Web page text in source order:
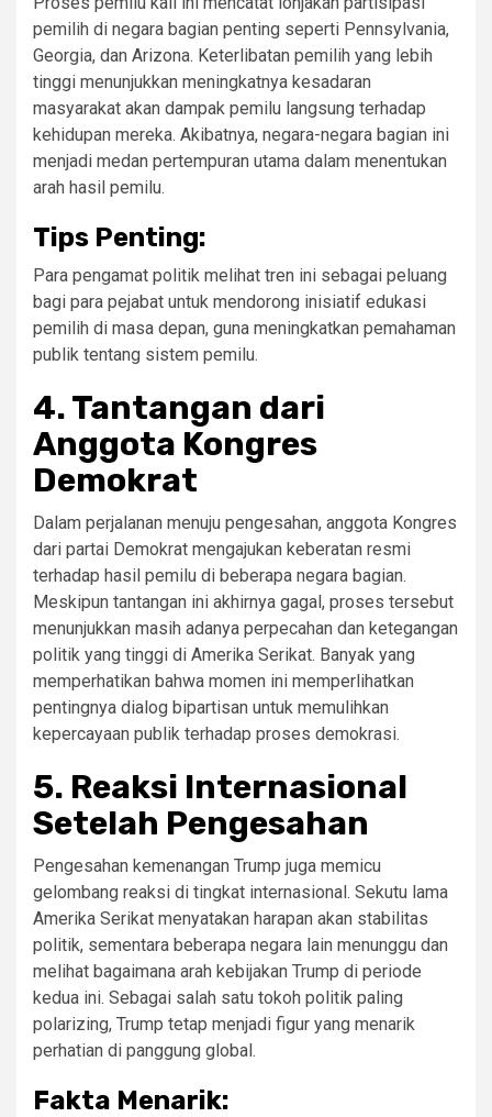
pemilih di negara bagian penting seperti Pennsylvania,
Georgia, dan Arizona. Keterlibatan pemilih yang lebih
tinggi menunjukkan meningkatnya kesadaran
masyarakat akan dampak pemilu langsung terhadap
kehidupan mereka. Akibatnya, negara-negara bagian ini
menjadi medan pertempuran utama dalam menentukan
arah hasil pemilu.
Tips Penting:
Para pengamat politik melihat tren ini sebagai peluang
bagi para pejabat untuk mendorong inisiatif edukasi
pemilih di masa depan, guna meningkatkan pemahaman
publik tentang sistem pemilu.
4.Tantangan dari
Anggota Kongres
Demokrat
Dalam perjalanan menuju pengesahan, anggota Kongres
dari partai Demokrat mengajukan keberatan resmi
terhadap hasil pemilu di beberapa negara bagian.
Meskipun tantangan ini akhirnya gagal, proses tersebut
menunjukkan masih adanya perpecahan dan ketegangan
politik yang tinggi di Amerika Serikat. Banyak yang
memperhatikan bahwa momen ini memperlihatkan
pentingnya dialog bipartisan untuk memulihkan
kepercayaan publik terhadap proses demokrasi.
5. Reaksi Internasional
Setelah Pengesahan
Pengesahan kemenangan Trump juga memicu
gelombang reaksi di tingkat internasional. Sekutu lama
Amerika Serikat menyatakan harapan akan stabilitas
politik, sementara beberapa negara lain menunggu dan
melihat bagaimana arah kebijakan Trump di periode
kedua ini. Sebagai salah satu tokoh politik paling
polarizing, Trump tetap menjadi figur yang menarik
perhatian di panggung global.
Fakta Menarik: